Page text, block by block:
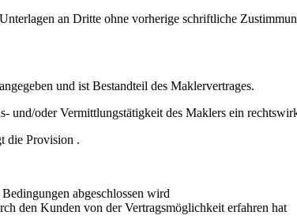
an Dritte ohne vorherige schriftliche
und ist Bestandteil des Maklervertrages.
oder Vermittlungstätigkeit des Maklers ein
die Provision .
abgeschlossen wird
den Kunden von der Vertragsmöglichkeit erfahren hat